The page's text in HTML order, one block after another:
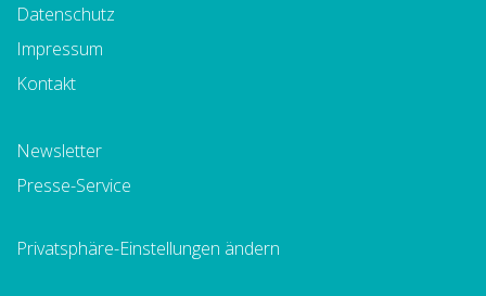
Datenschutz
Impressum
Kontakt
Newsletter
Presse-Service
Privatsphäre-Einstellungen ändern